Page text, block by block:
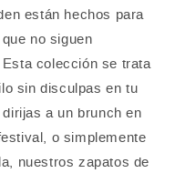
están hechos para
no siguen
colección se trata
sin disculpas en tu
a un brunch en
o simplemente
nuestros zapatos de